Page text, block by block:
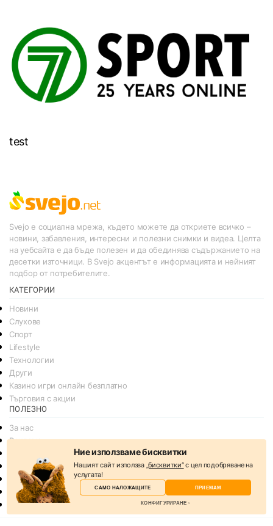
test
Svejo е социална мрежа, където можете да откриете всичко –
новини, забавления, интересни и полезни снимки и видеа. Целта
на уебсайта е да бъде полезен и да обединява съдържанието на
десетки източници. В Svejo акцентът е информацията и нейният
подбор от потребителите.
КАТЕГОРИИ
Новини
Слухове
Спорт
Lifestyle
Технологии
Други
Казино игри онлайн безплатно
Търговия с акции
ПОЛЕЗНО
За нас
Реклама
Условия за споделяне
Политика за поверителснот
Политика на Бисквитките
Контакти
Ние използваме бисквитки
Нашият сайт използва „бисквитки“с цел подобряване на
услугата!
САМО НАЛОЖАЩИТЕ ПРИЕМАМ
КОНФИГУРИРАНЕ